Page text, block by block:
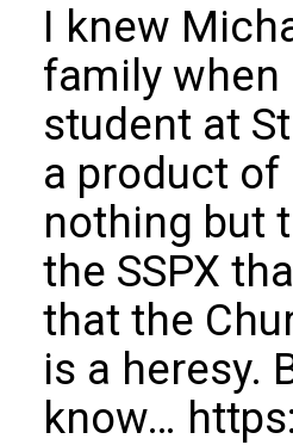
I knew
family when
student at
a product
nothing but
the SSPX
that the
is a heresy.
know…